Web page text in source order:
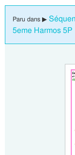
Paru dans ▶
5eme Harmos 5P